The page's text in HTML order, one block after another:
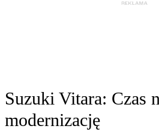
Suzuki Vitara: Czas
modernizację